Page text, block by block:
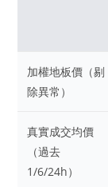
加權地板價（剔
除異常）
真實成交均價
（過去
1/6/24h）